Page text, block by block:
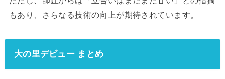
もあり、さらなる技術の向上が期待されています。
大の里デビュー まとめ